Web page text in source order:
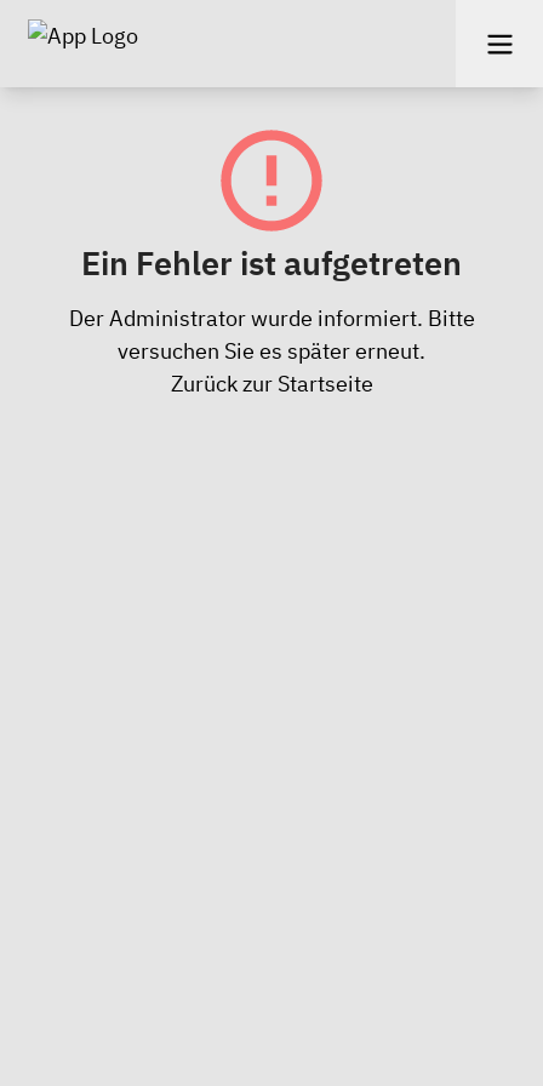
Ein Fehler ist aufgetreten
Der Administrator wurde informiert. Bitte
versuchen Sie es später erneut.
Zurück zur Startseite